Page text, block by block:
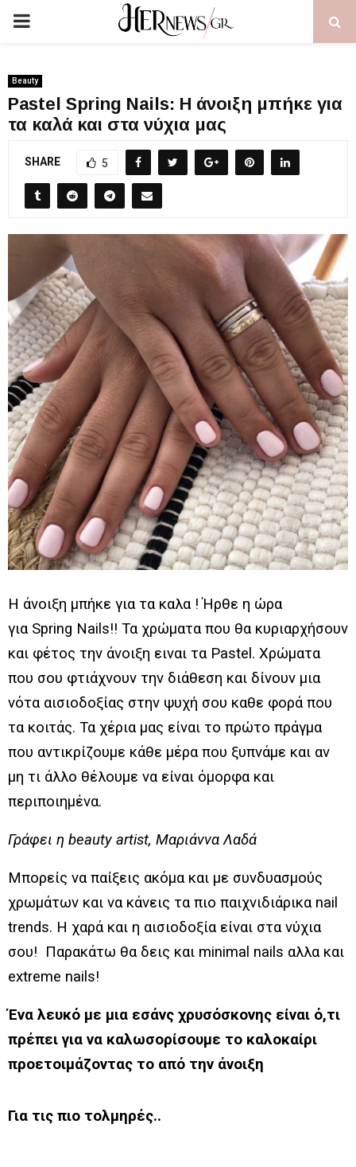
PRIMARY
Beauty
Pastel Spring Nails: Η άνοιξη μπήκε για
τα καλά και στα νύχια μας
SHARE 5
Η άνοιξη μπήκε για τα καλα ! Ήρθε η ώρα
για Spring Nails!! Τα χρώματα που θα κυριαρχήσουν
και φέτος την άνοιξη ειναι τα Ρastel. Χρώματα
που σου φτιάχνουν την διάθεση και δίνουν μια
νότα αισιοδοξίας στην ψυχή σου καθε φορά που
τα κοιτάς. Τα χέρια μας είναι το πρώτο πράγμα
που αντικρίζουμε κάθε μέρα που ξυπνάμε και αν
μη τι άλλο θέλουμε να είναι όμορφα και
περιποιημένα.
Γράφει η beauty artist, Μαριάννα Λαδά
Μπορείς να παίξεις ακόμα και με συνδυασμούς
χρωμάτων και να κάνεις τα πιο παιχνιδιάρικα nail
trends. Η χαρά και η αισιοδοξία είναι στα νύχια
σου! Παρακάτω θα δεις και minimal nails αλλα και
extreme nails!
Ένα λευκό με μια εσάνς χρυσόσκονης είναι ό,τι
πρέπει για να καλωσορίσουμε το καλοκαίρι
προετοιμάζοντας το από την άνοιξη
Για τις πιο τολμηρές..